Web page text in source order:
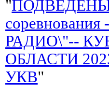
"ПОДВЕДЕНЫ
РАДИО\"--
ОБЛАСТИ 2023
УКВ"